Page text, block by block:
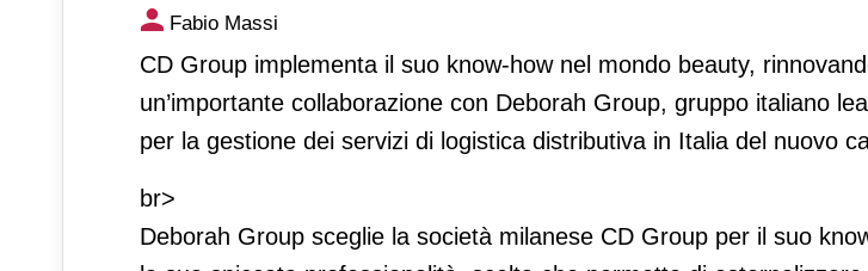
CD Group diventa partner logistico di Deborah Group
l’ecommerce
Fabio Massi
CD Group implementa il suo know-how nel mondo beauty,
un’importante collaborazione con Deborah Group, gruppo italiano
per la gestione dei servizi di logistica distributiva in Italia del nuovo
br>
Deborah Group sceglie la società milanese CD Group per il suo